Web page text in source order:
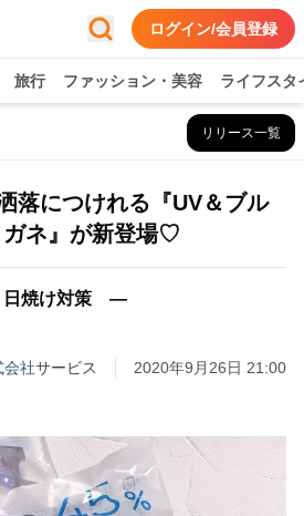
ログイン/会員登録
旅行 ファッション・美容 ライフスタ
リリース一覧
落につけれる『UV＆ブル
ガネ』が新登場♡
日焼け対策 ―
会社サービス 2020年9月26日 21:00